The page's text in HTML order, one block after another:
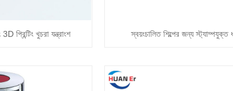
প্রিন্টিং খুচরা যন্ত্রাংশ স্বয়ংচালিত শিল্পের জন্য স্ট্যাম্পযুক্ত